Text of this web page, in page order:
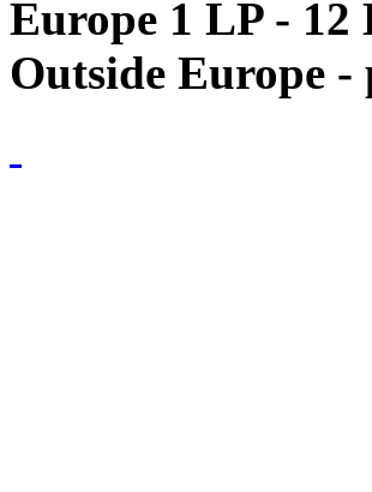
Europe 1 LP - 12
Outside Europe -